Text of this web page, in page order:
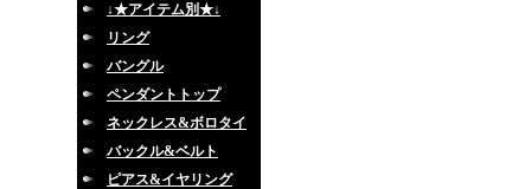
↓★アイテム別★↓
リング
バングル
ペンダントトップ
ネックレス&ボロタイ
バックル&ベルト
ピアス&イヤリング